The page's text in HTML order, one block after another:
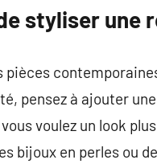
styliser une
pièces
pensez à ajouter
voulez un look
bijoux en perles ou